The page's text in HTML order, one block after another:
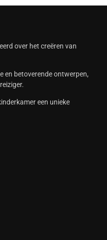
over het creëren van
en betoverende ontwerpen,
een unieke